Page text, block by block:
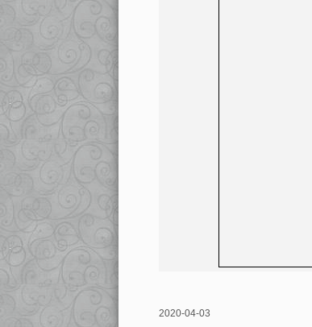
2020-04-03